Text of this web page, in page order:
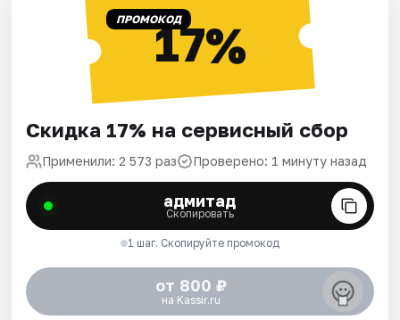
ПРОМОКОД17%
Скидка 17% на сервисный сбор
Применили: 2 573 раз Проверено: 1 минуту назад
адмитад
Скопировать
1 шаг. Скопируйте промокод
от 800 ₽
на Kassir.ru